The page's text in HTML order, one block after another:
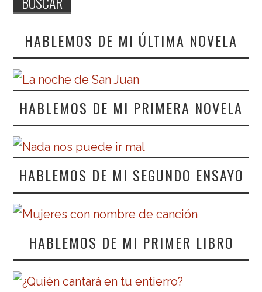
HABLEMOS DE MI ÚLTIMA NOVELA
HABLEMOS DE MI PRIMERA NOVELA
HABLEMOS DE MI SEGUNDO ENSAYO
HABLEMOS DE MI PRIMER LIBRO